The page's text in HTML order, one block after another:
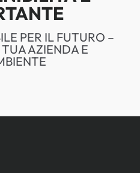
PER IL FUTURO –
AZIENDA E